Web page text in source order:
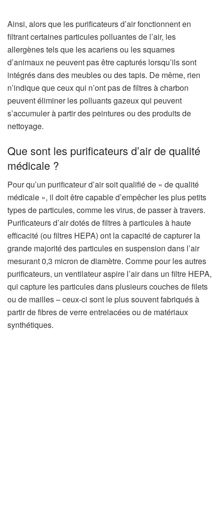
Ainsi, alors que les purificateurs d’air fonctionnent en
filtrant certaines particules polluantes de l’air, les
allergènes tels que les acariens ou les squames
d’animaux ne peuvent pas être capturés lorsqu’ils sont
intégrés dans des meubles ou des tapis. De même, rien
n’indique que ceux qui n’ont pas de filtres à charbon
peuvent éliminer les polluants gazeux qui peuvent
s’accumuler à partir des peintures ou des produits de
nettoyage.
Que sont les purificateurs d’air de qualité
médicale ?
Pour qu’un purificateur d’air soit qualifié de « de qualité
médicale », il doit être capable d’empêcher les plus petits
types de particules, comme les virus, de passer à travers.
Purificateurs d’air dotés de filtres à particules à haute
efficacité (ou filtres HEPA(
s
’
o
u
v
r
) ont la capacité de capturer la
grande majorité des particules en suspension dans l’air
mesurant 0,3 micron de diamètre. Comme pour les autres
purificateurs, un ventilateur aspire l’air dans un filtre HEPA,
qui capture les particules dans plusieurs couches de filets
ou de mailles – ceux-ci sont le plus souvent fabriqués à
partir de fibres de verre entrelacées ou de matériaux
synthétiques.